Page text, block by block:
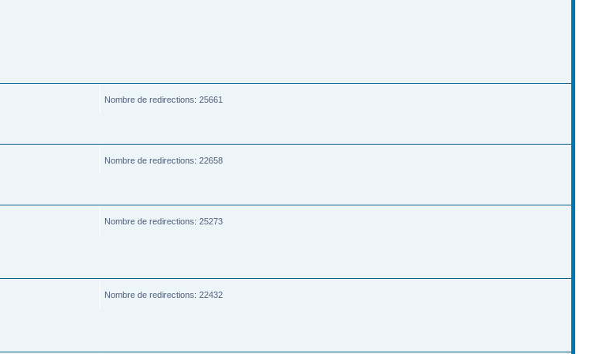
Nombre de redirections: 25661
Nombre de redirections: 22658
Nombre de redirections: 25273
Nombre de redirections: 22432